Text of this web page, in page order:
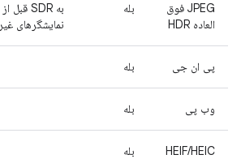
JPEG فوق
العاده HDR
بله
نمایشگرهای غیر HDR برمی‌گردد
پی ان جی بله
وب پی بله
HEIF/HEIC بله